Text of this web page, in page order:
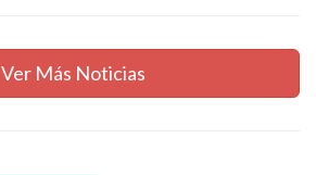
Ver Más Noticias